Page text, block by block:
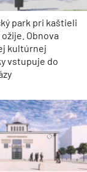
park pri kaštieli
Obnova
kultúrnej
vstupuje do